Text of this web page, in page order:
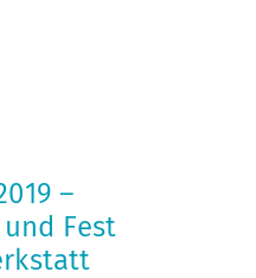
–
Fest